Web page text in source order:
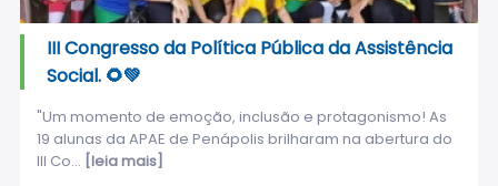
III Congresso da Política Pública da Assistência
Social. 🌻💚
"Um momento de emoção, inclusão e protagonismo! As
19 alunas da APAE de Penápolis brilharam na abertura do
III Co... [leia mais]